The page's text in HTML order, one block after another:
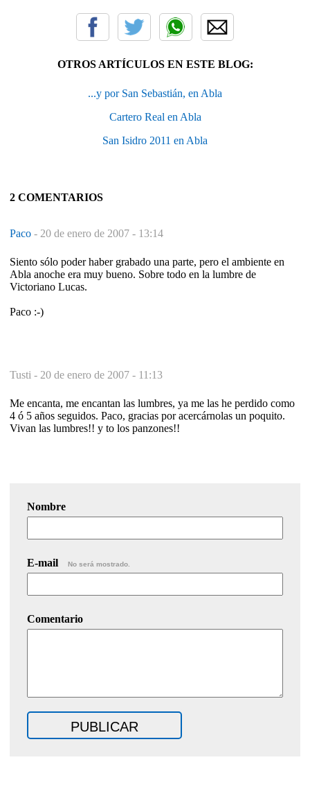
OTROS ARTÍCULOS EN ESTE BLOG:
...y por San Sebastián, en Abla
Cartero Real en Abla
San Isidro 2011 en Abla
2 COMENTARIOS
Paco - 20 de enero de 2007 - 13:14
Siento sólo poder haber grabado una parte, pero el ambiente en
Abla anoche era muy bueno. Sobre todo en la lumbre de
Victoriano Lucas.
Paco :-)
Tusti - 20 de enero de 2007 - 11:13
Me encanta, me encantan las lumbres, ya me las he perdido como
4 ó 5 años seguidos. Paco, gracias por acercárnolas un poquito.
Vivan las lumbres!! y to los panzones!!
Nombre
E-mail No será mostrado.
Comentario